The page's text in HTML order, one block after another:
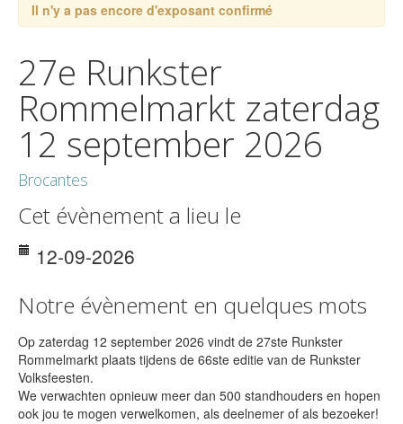
Il n'y a pas encore d'exposant confirmé
27e Runkster
Rommelmarkt zaterdag
12 september 2026
Brocantes
Cet évènement a lieu le
12-09-2026
Notre évènement en quelques mots
Op zaterdag 12 september 2026 vindt de 27ste Runkster
Rommelmarkt plaats tijdens de 66ste editie van de Runkster
Volksfeesten.
We verwachten opnieuw meer dan 500 standhouders en hopen
ook jou te mogen verwelkomen, als deelnemer of als bezoeker!